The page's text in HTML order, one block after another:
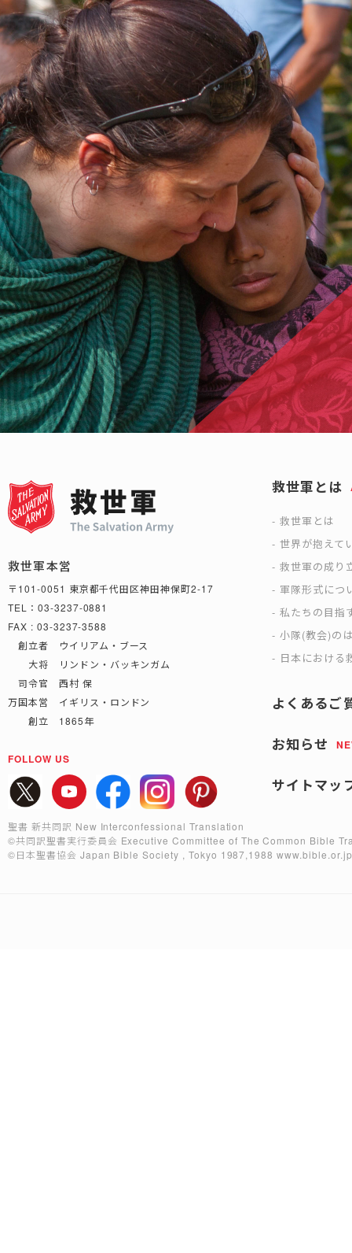
救世軍本営
〒101-0051 東京都千代田区神田神保町2-17
TEL：03-3237-0881
FAX : 03-3237-3588
創立者 ウイリアム・ブース
大将 リンドン・バッキンガム
司令官 西村 保
万国本営 イギリス・ロンドン
創立 1865年
FOLLOW US
救世軍とは
救世軍とは
世界が抱えて
救世軍の成り
軍隊形式につ
私たちの目指
小隊(教会)の
日本における
よくあるご
お知らせ
サイトマッ
聖書 新共同訳 New Interconfessional Translation
©共同訳聖書実行委員会 Executive Committee of The Common Bible
©日本聖書協会 Japan Bible Society , Tokyo 1987,1988www.bible.or.jp